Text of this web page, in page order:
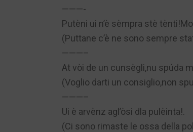
———-
Putèni ui n’è sèmpra stè
(Puttane c’è ne sono sempre
———–
At vòi de un cunsègli,nu spúda
(Voglio darti un consiglio,non
———–
Ui è arvènz agl’òsi dla pulèinta!.
(Ci sono rimaste le ossa della